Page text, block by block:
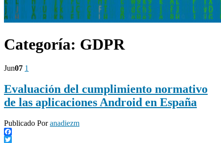
Categoría: GDPR
Jun07 1
Evaluación del cumplimiento normativo
de las aplicaciones Android en España
Publicado Poranadiezm
Facebook